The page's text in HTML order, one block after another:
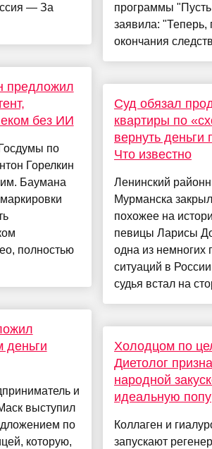
— За
предложил
без ИИ
по
Горелкин
Баумана
полностью
деньги
и
выступил
по
которую,
программы "Пусть
заявила: "Теперь,
окончания
Суд обязал
квартиры по
вернуть деньги
Что известно
Ленинский
Мурманска
похожее на
певицы Ларисы
одна из немногих
ситуаций в
судья встал на
Холодцом по
Диетолог
народной
идеальную попу
Коллаген и
запускают